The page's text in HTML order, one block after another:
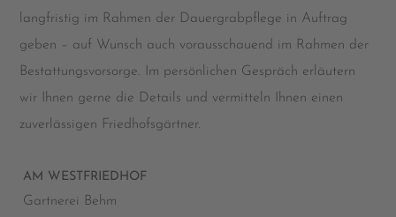
langfristig im Rahmen der Dauergrabpflege in Auftrag
geben – auf Wunsch auch vorausschauend im Rahmen der
Bestattungsvorsorge. Im persönlichen Gespräch erläutern
wir Ihnen gerne die Details und vermitteln Ihnen einen
zuverlässigen Friedhofsgärtner.
AM WESTFRIEDHOF
Gartnerei Behm